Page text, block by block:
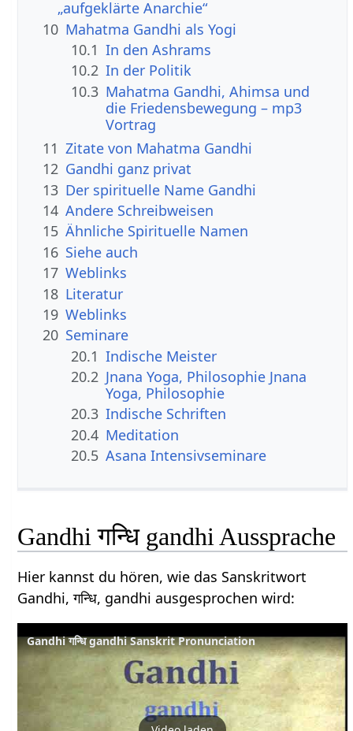
„aufgeklärte Anarchie“
10 Mahatma Gandhi als Yogi
10.1 In den Ashrams
10.2 In der Politik
10.3 Mahatma Gandhi, Ahimsa und
die Friedensbewegung – mp3
Vortrag
11 Zitate von Mahatma Gandhi
12 Gandhi ganz privat
13 Der spirituelle Name Gandhi
14 Andere Schreibweisen
15 Ähnliche Spirituelle Namen
16 Siehe auch
17 Weblinks
18 Literatur
19 Weblinks
20 Seminare
20.1 Indische Meister
20.2 Jnana Yoga, Philosophie Jnana
Yoga, Philosophie
20.3 Indische Schriften
20.4 Meditation
20.5 Asana Intensivseminare
Gandhi गन्धि gandhi Aussprache
Hier kannst du hören, wie das Sanskritwort
Gandhi, गन्धि, gandhi ausgesprochen wird:
Gandhi गन्धि gandhi Sanskrit Pronunciation